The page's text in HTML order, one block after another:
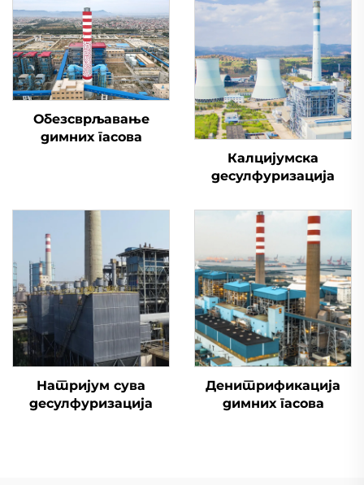
Обезсврљавање
димних гасова
Калцијумска
десулфуризација
Натријум сува
десулфуризација
Денитрификација
димних гасова